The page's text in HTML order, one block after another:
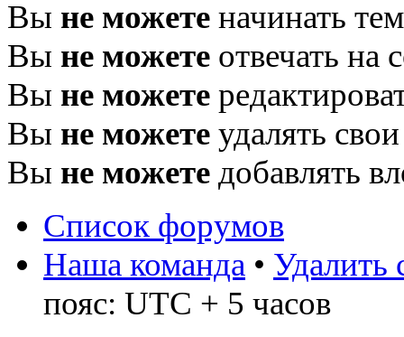
Вы не можете начинать
Вы не можете отвечать на
Вы не можете
Вы не можете удалять
Вы не можете добавлять
Список форумов
Наша команда • Удалить
пояс: UTC + 5 часов